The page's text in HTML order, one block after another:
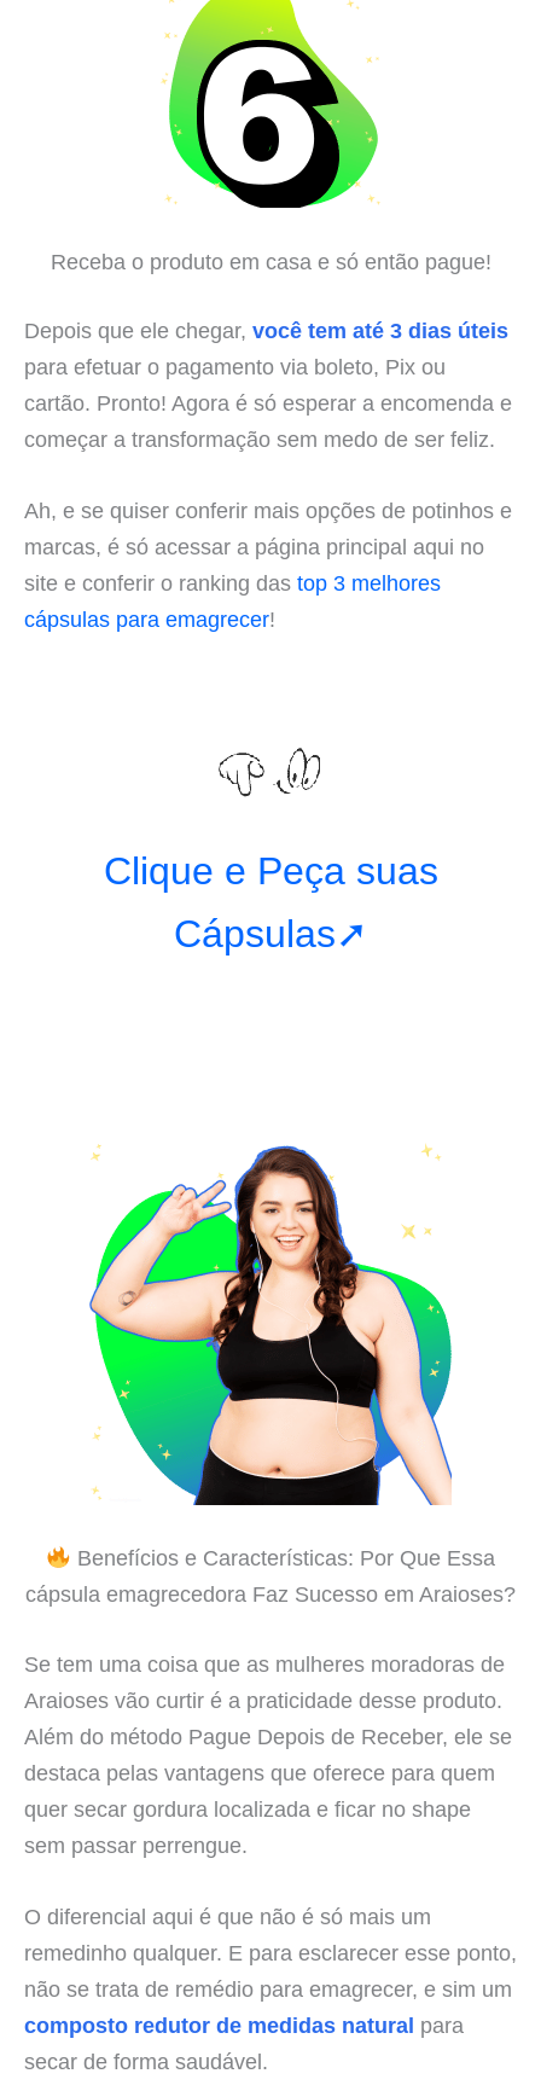
Receba o produto em casa e só então pague!
Depois que ele chegar, você tem até 3 dias úteis
para efetuar o pagamento via boleto, Pix ou
cartão. Pronto! Agora é só esperar a encomenda e
começar a transformação sem medo de ser feliz.
Ah, e se quiser conferir mais opções de potinhos e
marcas, é só acessar a página principal aqui no
site e conferir o ranking das top 3 melhores
cápsulas para emagrecer!
Clique e Peça suas
Cápsulas➚
Benefícios e Características: Por Que Essa
cápsula emagrecedora Faz Sucesso em Araioses?
Se tem uma coisa que as mulheres moradoras de
Araioses vão curtir é a praticidade desse produto.
Além do método Pague Depois de Receber, ele se
destaca pelas vantagens que oferece para quem
quer secar gordura localizada e ficar no shape
sem passar perrengue.
O diferencial aqui é que não é só mais um
remedinho qualquer. E para esclarecer esse ponto,
não se trata de remédio para emagrecer, e sim um
composto redutor de medidas natural para
secar de forma saudável.